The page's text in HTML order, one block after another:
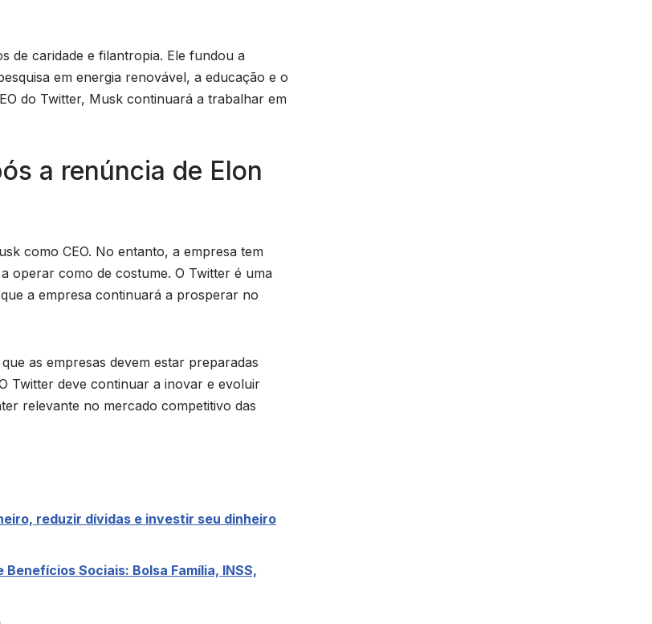
de caridade e filantropia. Ele fundou a
em energia renovável, a educação e o
do Twitter, Musk continuará a trabalhar em
a renúncia de Elon
como CEO. No entanto, a empresa tem
operar como de costume. O Twitter é uma
a empresa continuará a prosperar no
as empresas devem estar preparadas
Twitter deve continuar a inovar e evoluir
relevante no mercado competitivo das
reduzir dívidas e investir seu dinheiro
Sociais: Bolsa Família, INSS,